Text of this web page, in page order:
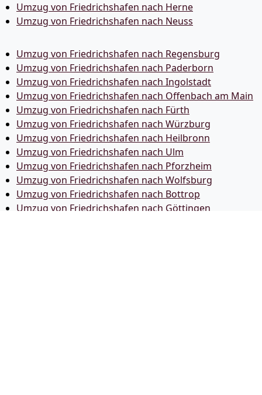
Umzug von Friedrichshafen nach Herne
Umzug von Friedrichshafen nach Neuss
Umzug von Friedrichshafen nach Regensburg
Umzug von Friedrichshafen nach Paderborn
Umzug von Friedrichshafen nach Ingolstadt
Umzug von Friedrichshafen nach Offenbach am Main
Umzug von Friedrichshafen nach Fürth
Umzug von Friedrichshafen nach Würzburg
Umzug von Friedrichshafen nach Heilbronn
Umzug von Friedrichshafen nach Ulm
Umzug von Friedrichshafen nach Pforzheim
Umzug von Friedrichshafen nach Wolfsburg
Umzug von Friedrichshafen nach Bottrop
Umzug von Friedrichshafen nach Göttingen